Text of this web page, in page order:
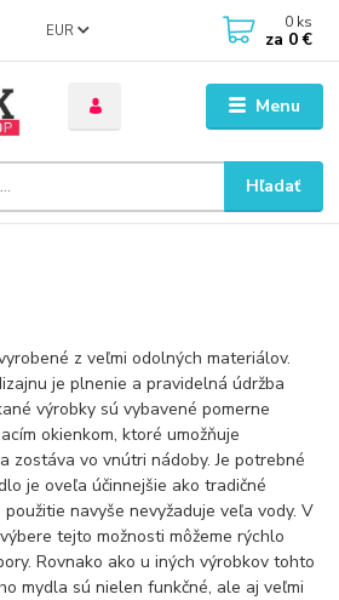
Menu
EUR
Hľadať
0 ks
za 0 €
z veľmi odolných materiálov.
je plnenie a pravidelná údržba
výrobky sú vybavené pomerne
okienkom, ktoré umožňuje
zostáva vo vnútri nádoby. Je potrebné
je oveľa účinnejšie ako tradičné
navyše nevyžaduje veľa vody. V
tejto možnosti môžeme rýchlo
Rovnako ako u iných výrobkov tohto
mydla sú nielen funkčné, ale aj veľmi